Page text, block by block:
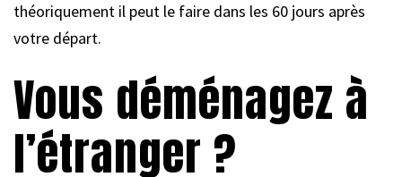
théoriquement il peut le faire dans les 60 jours après
votre départ.
Vous déménagez à
l’étranger ?